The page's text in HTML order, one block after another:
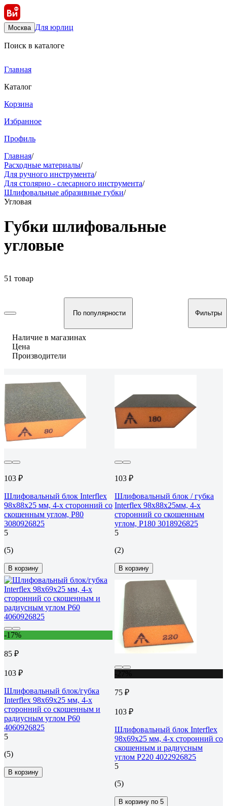
Москва Для юрлиц
Поиск в каталоге
Главная
Каталог
Корзина
Избранное
Профиль
Главная/
Расходные материалы/
Для ручного инструмента/
Для столярно - слесарного инструмента/
Шлифовальные абразивные губки/
Угловая
Губки шлифовальные
угловые
51 товар
По популярности Фильтры
Наличие в магазинах
Цена
Производители
103 ₽
Шлифовальный блок Interflex
98х88х25 мм, 4-х сторонний со
скошенным углом, Р80
3080926825
5
(5)
В корзину
103 ₽
Шлифовальный блок / губка
Interflex 98х88х25мм, 4-х
сторонний со скошенным
углом, Р180 3018926825
5
(2)
В корзину
-17%
85 ₽
103 ₽
Шлифовальный блок/губка
Interflex 98х69х25 мм, 4-х
сторонний со скошенным и
радиусным углом Р60
4060926825
5
(5)
В корзину
75 ₽
103 ₽
Шлифовальный блок Interflex
98х69х25 мм, 4-х сторонний со
скошенным и радиусным
углом Р220 4022926825
5
(5)
В корзину по 5